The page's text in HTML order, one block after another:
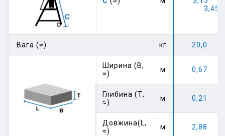
3,45
Вага (≈) кг 20,0
Ширина (В,
≈)
м 0,67
Глибина (Т,
≈)
м 0,21
Довжина(L,
≈)
м 2,88